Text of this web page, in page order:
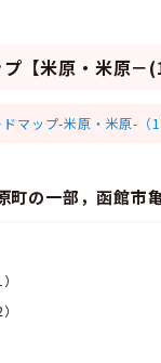
【米原・米原－
ドマップ-米原・米原-
町の一部，函館市